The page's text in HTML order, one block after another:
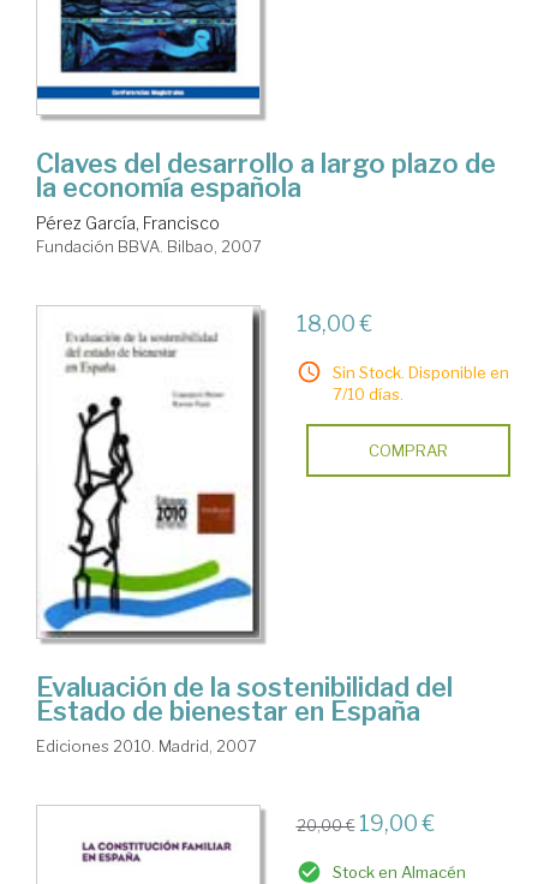
Claves del desarrollo a largo plazo de
la economía española
Pérez García, Francisco
Fundación BBVA. Bilbao, 2007
18,00 €
Sin Stock. Disponible en
7/10 días.
COMPRAR
Evaluación de la sostenibilidad del
Estado de bienestar en España
Ediciones 2010. Madrid, 2007
20,00 € 19,00 €
Stock en Almacén